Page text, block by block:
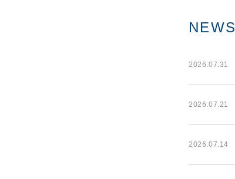
NEWS
2026.07.31
2026.07.21
2026.07.14